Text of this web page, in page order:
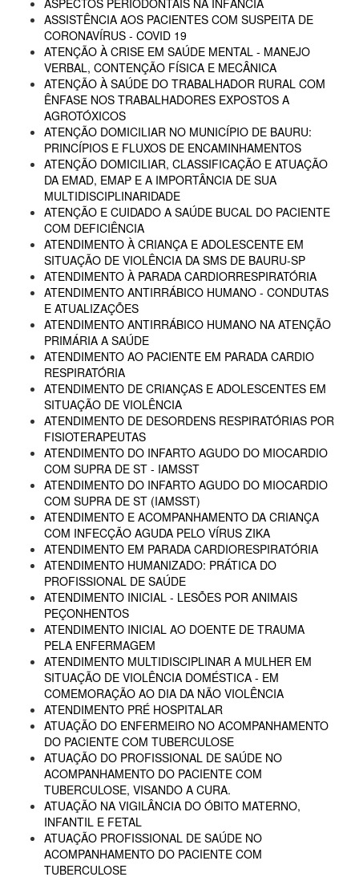
ASPECTOS PERIODONTAIS NA INFÂNCIA
ASSISTÊNCIA AOS PACIENTES COM SUSPEITA DE
CORONAVÍRUS - COVID 19
ATENÇÃO À CRISE EM SAÚDE MENTAL - MANEJO
VERBAL, CONTENÇÃO FÍSICA E MECÂNICA
ATENÇÃO À SAÚDE DO TRABALHADOR RURAL COM
ÊNFASE NOS TRABALHADORES EXPOSTOS A
AGROTÓXICOS
ATENÇÃO DOMICILIAR NO MUNICÍPIO DE BAURU:
PRINCÍPIOS E FLUXOS DE ENCAMINHAMENTOS
ATENÇÃO DOMICILIAR, CLASSIFICAÇÃO E ATUAÇÃO
DA EMAD, EMAP E A IMPORTÂNCIA DE SUA
MULTIDISCIPLINARIDADE
ATENÇÃO E CUIDADO A SAÚDE BUCAL DO PACIENTE
COM DEFICIÊNCIA
ATENDIMENTO À CRIANÇA E ADOLESCENTE EM
SITUAÇÃO DE VIOLÊNCIA DA SMS DE BAURU-SP
ATENDIMENTO À PARADA CARDIORRESPIRATÓRIA
ATENDIMENTO ANTIRRÁBICO HUMANO - CONDUTAS
E ATUALIZAÇÕES
ATENDIMENTO ANTIRRÁBICO HUMANO NA ATENÇÃO
PRIMÁRIA A SAÚDE
ATENDIMENTO AO PACIENTE EM PARADA CARDIO
RESPIRATÓRIA
ATENDIMENTO DE CRIANÇAS E ADOLESCENTES EM
SITUAÇÃO DE VIOLÊNCIA
ATENDIMENTO DE DESORDENS RESPIRATÓRIAS POR
FISIOTERAPEUTAS
ATENDIMENTO DO INFARTO AGUDO DO MIOCARDIO
COM SUPRA DE ST - IAMSST
ATENDIMENTO DO INFARTO AGUDO DO MIOCARDIO
COM SUPRA DE ST (IAMSST)
ATENDIMENTO E ACOMPANHAMENTO DA CRIANÇA
COM INFECÇÃO AGUDA PELO VÍRUS ZIKA
ATENDIMENTO EM PARADA CARDIORESPIRATÓRIA
ATENDIMENTO HUMANIZADO: PRÁTICA DO
PROFISSIONAL DE SAÚDE
ATENDIMENTO INICIAL - LESÕES POR ANIMAIS
PEÇONHENTOS
ATENDIMENTO INICIAL AO DOENTE DE TRAUMA
PELA ENFERMAGEM
ATENDIMENTO MULTIDISCIPLINAR A MULHER EM
SITUAÇÃO DE VIOLÊNCIA DOMÉSTICA - EM
COMEMORAÇÃO AO DIA DA NÃO VIOLÊNCIA
ATENDIMENTO PRÉ HOSPITALAR
ATUAÇÃO DO ENFERMEIRO NO ACOMPANHAMENTO
DO PACIENTE COM TUBERCULOSE
ATUAÇÃO DO PROFISSIONAL DE SAÚDE NO
ACOMPANHAMENTO DO PACIENTE COM
TUBERCULOSE, VISANDO A CURA.
ATUAÇÃO NA VIGILÂNCIA DO ÓBITO MATERNO,
INFANTIL E FETAL
ATUAÇÃO PROFISSIONAL DE SAÚDE NO
ACOMPANHAMENTO DO PACIENTE COM
TUBERCULOSE